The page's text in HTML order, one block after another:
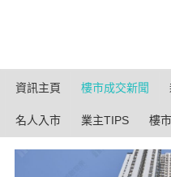
資訊主頁 樓市成交新聞
名人入市 業主TIPS 樓